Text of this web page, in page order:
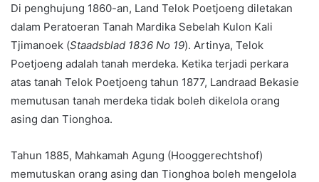
Di penghujung 1860-an, Land Telok Poetjoeng diletakan
dalam Peratoeran Tanah Mardika Sebelah Kulon Kali
Tjimanoek (Staadsblad 1836 No 19). Artinya, Telok
Poetjoeng adalah tanah merdeka. Ketika terjadi perkara
atas tanah Telok Poetjoeng tahun 1877, Landraad Bekasie
memutusan tanah merdeka tidak boleh dikelola orang
asing dan Tionghoa.
Tahun 1885, Mahkamah Agung (Hooggerechtshof)
memutuskan orang asing dan Tionghoa boleh mengelola